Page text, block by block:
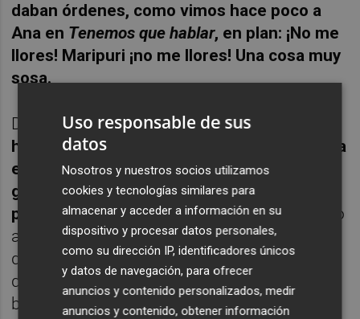
daban órdenes, como vimos hace poco a
Ana en Tenemos que hablar, en plan: ¡No me
llores! Maripuri ¡no me llores! Una cosa muy
sosa.
Dicen los expertos quela televisión actual
ha venido a sustituir al patio de vecinos, a la
esquina del pueblo donde se sentaban
grupos de jubilados y amas de casa a
parlamentar durante horas, mirar con recelo
a los extraños y emitir gritos característicos
destinados a los nietos o menores de edad
que hacen que un barrio español sea un
barrio español.
Uso responsable de sus
datos
Nosotros y nuestros socios utilizamos
cookies y tecnologías similares para
almacenar y acceder a información en su
dispositivo y procesar datos personales,
como su dirección IP, identificadores únicos
y datos de navegación, para ofrecer
anuncios y contenido personalizados, medir
anuncios y contenido, obtener información